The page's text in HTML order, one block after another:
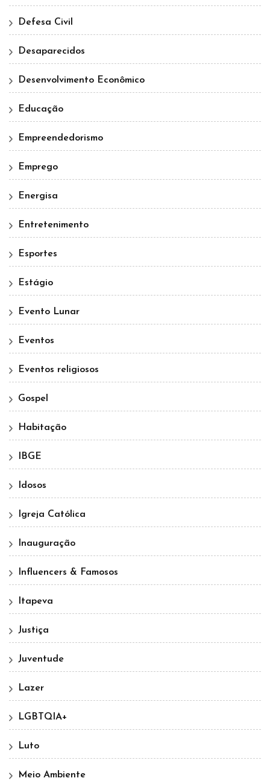
Defesa Civil
Desaparecidos
Desenvolvimento Econômico
Educação
Empreendedorismo
Emprego
Energisa
Entretenimento
Esportes
Estágio
Evento Lunar
Eventos
Eventos religiosos
Gospel
Habitação
IBGE
Idosos
Igreja Católica
Inauguração
Influencers & Famosos
Itapeva
Justiça
Juventude
Lazer
LGBTQIA+
Luto
Meio Ambiente